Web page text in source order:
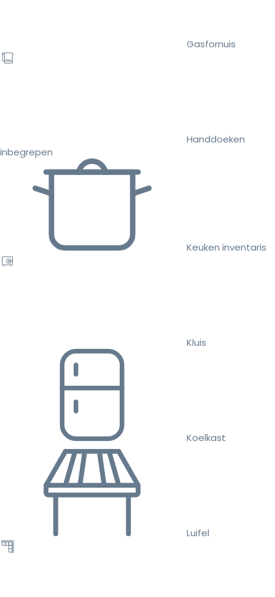
Gasfornuis
Handdoeken
inbegrepen
Keuken inventaris
Kluis
Koelkast
Luifel